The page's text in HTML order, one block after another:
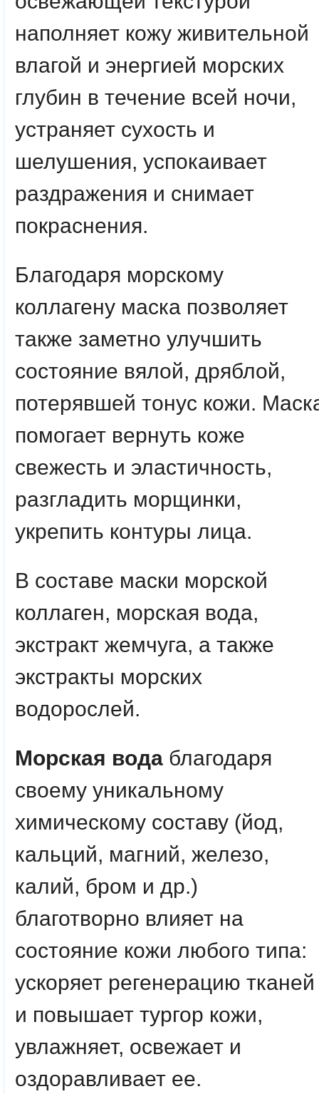
наполняет кожу живительной
влагой и энергией морских
глубин в течение всей ночи,
устраняет сухость и
шелушения, успокаивает
раздражения и снимает
покраснения.
Благодаря морскому
коллагену маска позволяет
также заметно улучшить
состояние вялой, дряблой,
потерявшей тонус кожи.
помогает вернуть коже
свежесть и эластичность,
разгладить морщинки,
укрепить контуры лица.
В составе маски морской
коллаген, морская вода,
экстракт жемчуга, а также
экстракты морских
водорослей.
Морская вода благодаря
своему уникальному
химическому составу (йод,
кальций, магний, железо,
калий, бром и др.)
благотворно влияет на
состояние кожи любого типа:
ускоряет регенерацию тканей
и повышает тургор кожи,
увлажняет, освежает и
оздоравливает ее.